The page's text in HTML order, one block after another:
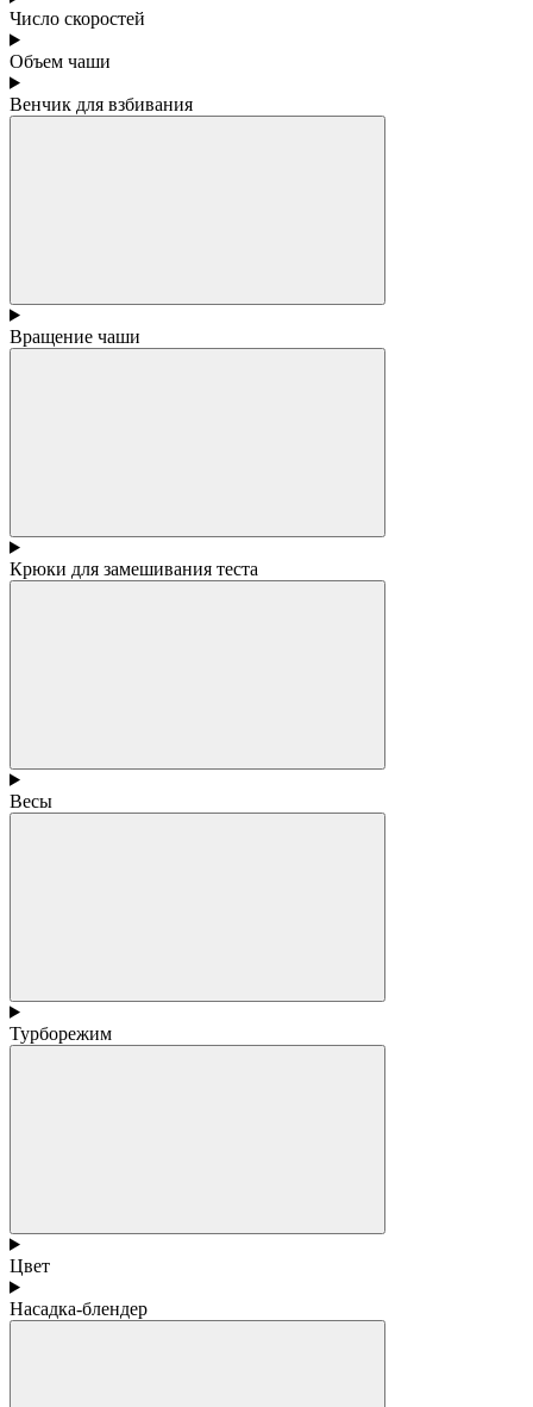
Число скоростей
Объем чаши
Венчик для взбивания
Вращение чаши
Крюки для замешивания теста
Весы
Турборежим
Цвет
Насадка-блендер